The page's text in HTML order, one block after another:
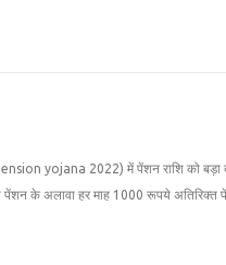
yojana 2022) में पेंशन राशि को बड़ा
पेंशन के अलावा हर माह 1000 रूपये अतिरिक्त